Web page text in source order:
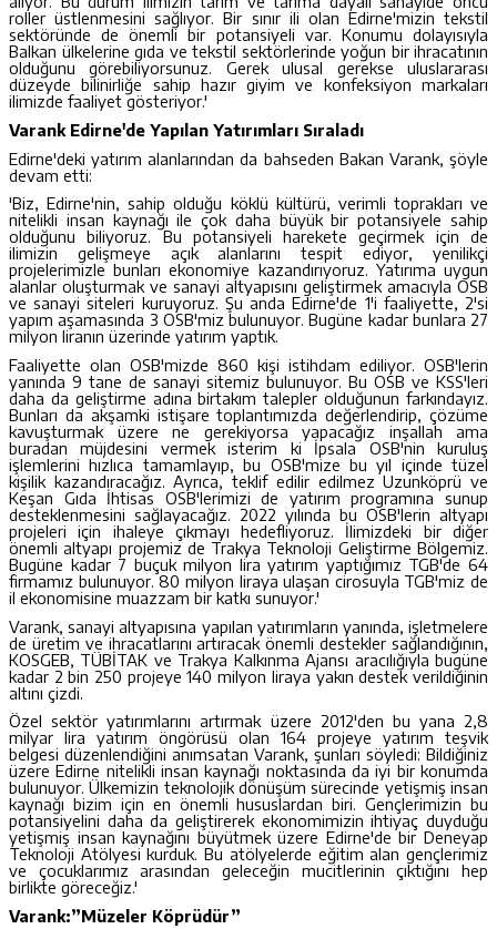
roller üstlenmesini sağlıyor. Bir sınır ili olan Edirne'mizin tekstil
sektöründe de önemli bir potansiyeli var. Konumu dolayısıyla
Balkan ülkelerine gıda ve tekstil sektörlerinde yoğun bir ihracatının
olduğunu görebiliyorsunuz. Gerek ulusal gerekse uluslararası
düzeyde bilinirliğe sahip hazır giyim ve konfeksiyon markaları
ilimizde faaliyet gösteriyor.'
Varank Edirne'de Yapılan Yatırımları Sıraladı
Edirne'deki yatırım alanlarından da bahseden Bakan Varank, şöyle
devam etti:
'Biz, Edirne'nin, sahip olduğu köklü kültürü, verimli toprakları ve
nitelikli insan kaynağı ile çok daha büyük bir potansiyele sahip
olduğunu biliyoruz. Bu potansiyeli harekete geçirmek için de
ilimizin gelişmeye açık alanlarını tespit ediyor, yenilikçi
projelerimizle bunları ekonomiye kazandırıyoruz. Yatırıma uygun
alanlar oluşturmak ve sanayi altyapısını geliştirmek amacıyla OSB
ve sanayi siteleri kuruyoruz. Şu anda Edirne'de 1'i faaliyette, 2'si
yapım aşamasında 3 OSB'miz bulunuyor. Bugüne kadar bunlara 27
milyon liranın üzerinde yatırım yaptık.
Faaliyette olan OSB'mizde 860 kişi istihdam ediliyor. OSB'lerin
yanında 9 tane de sanayi sitemiz bulunuyor. Bu OSB ve KSS'leri
daha da geliştirme adına birtakım talepler olduğunun farkındayız.
Bunları da akşamki istişare toplantımızda değerlendirip, çözüme
kavuşturmak üzere ne gerekiyorsa yapacağız inşallah ama
buradan müjdesini vermek isterim ki İpsala OSB'nin kuruluş
işlemlerini hızlıca tamamlayıp, bu OSB'mize bu yıl içinde tüzel
kişilik kazandıracağız. Ayrıca, teklif edilir edilmez Uzunköprü ve
Keşan Gıda İhtisas OSB'lerimizi de yatırım programına sunup
desteklenmesini sağlayacağız. 2022 yılında bu OSB'lerin altyapı
projeleri için ihaleye çıkmayı hedefliyoruz. İlimizdeki bir diğer
önemli altyapı projemiz de Trakya Teknoloji Geliştirme Bölgemiz.
Bugüne kadar 7 buçuk milyon lira yatırım yaptığımız TGB'de 64
firmamız bulunuyor. 80 milyon liraya ulaşan cirosuyla TGB'miz de
il ekonomisine muazzam bir katkı sunuyor.'
Varank, sanayi altyapısına yapılan yatırımların yanında, işletmelere
de üretim ve ihracatlarını artıracak önemli destekler sağlandığının,
KOSGEB, TÜBİTAK ve Trakya Kalkınma Ajansı aracılığıyla bugüne
kadar 2 bin 250 projeye 140 milyon liraya yakın destek verildiğinin
altını çizdi.
Özel sektör yatırımlarını artırmak üzere 2012'den bu yana 2,8
milyar lira yatırım öngörüsü olan 164 projeye yatırım teşvik
belgesi düzenlendiğini anımsatan Varank, şunları söyledi: Bildiğiniz
üzere Edirne nitelikli insan kaynağı noktasında da iyi bir konumda
bulunuyor. Ülkemizin teknolojik dönüşüm sürecinde yetişmiş insan
kaynağı bizim için en önemli hususlardan biri. Gençlerimizin bu
potansiyelini daha da geliştirerek ekonomimizin ihtiyaç duyduğu
yetişmiş insan kaynağını büyütmek üzere Edirne'de bir Deneyap
Teknoloji Atölyesi kurduk. Bu atölyelerde eğitim alan gençlerimiz
ve çocuklarımız arasından geleceğin mucitlerinin çıktığını hep
birlikte göreceğiz.'
Varank:”Müzeler Köprüdür”